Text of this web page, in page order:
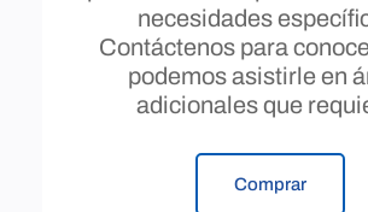
necesidades
Contáctenos para
podemos asistirle en
adicionales que
Comprar